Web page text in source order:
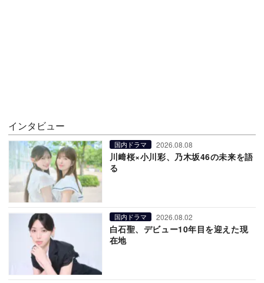
インタビュー
国内ドラマ 2026.08.08
川﨑桜×小川彩、乃木坂46の未来を語
る
国内ドラマ 2026.08.02
白石聖、デビュー10年目を迎えた現
在地